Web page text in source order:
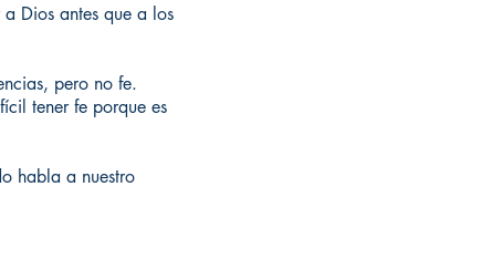
Dios antes que a los
pero no fe.
tener fe porque es
habla a nuestro